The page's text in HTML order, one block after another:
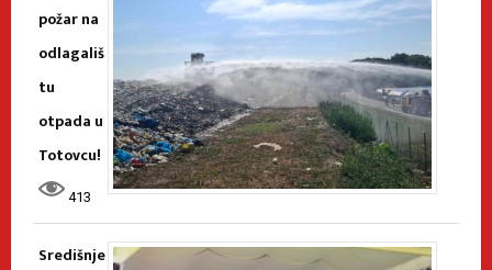
požar na
odlagališ
tu
otpada u
Totovcu!
413
Središnje